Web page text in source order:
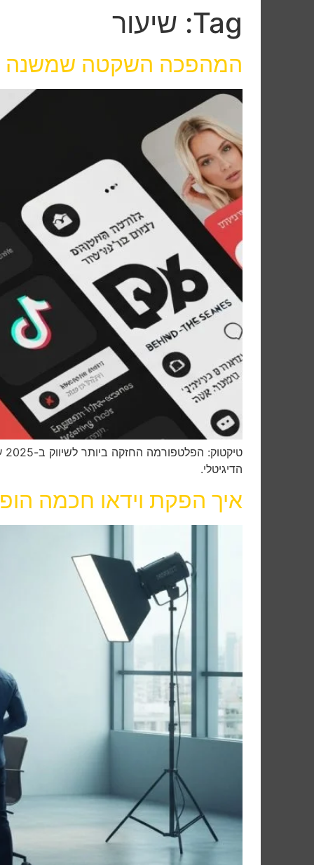
Tag: שיעור
המהפכה השקטה שמשנה
הדיגיטלי.
איך הפקת וידאו חכמה